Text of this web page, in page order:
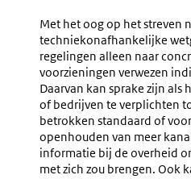
Met het oog op het streven
techniekonafhankelijke
regelingen alleen naar
voorzieningen verwezen
Daarvan kan sprake zijn als
of bedrijven te verplichten
betrokken standaard of
openhouden van meer
informatie bij de overheid
met zich zou brengen. Ook